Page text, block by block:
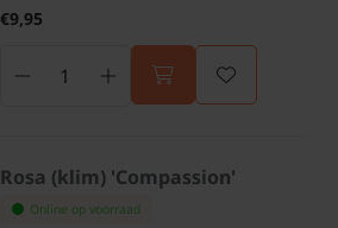
€9,95
Rosa (klim) 'Compassion'
Online op voorraad